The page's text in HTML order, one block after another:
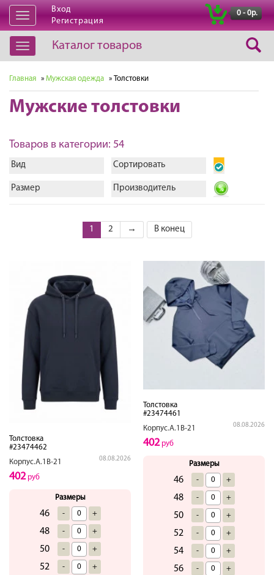
Открыть
навигацию
Вход
Регистрация
0 - 0р.
Открыть
навигацию
Каталог товаров
Главная » Мужская одежда » Толстовки
Мужские толстовки
Товаров в категории: 54
Вид Сортировать
Размер Производитель
1 2 → В конец
Толстовка
#23474462
Корпус.А.1В-21
08.08.2026
402руб
Размеры
46 - +
48 - +
50 - +
52 - +
Толстовка
#23474461
Корпус.А.1В-21
08.08.2026
402руб
Размеры
46 - +
48 - +
50 - +
52 - +
54 - +
56 - +